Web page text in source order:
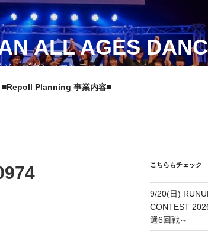
ALL AGES
ーズダンスコンテスト
■Repoll Planning 事業内容■
こちらもチェック
9/20(日)
CONTEST
選6回戦～